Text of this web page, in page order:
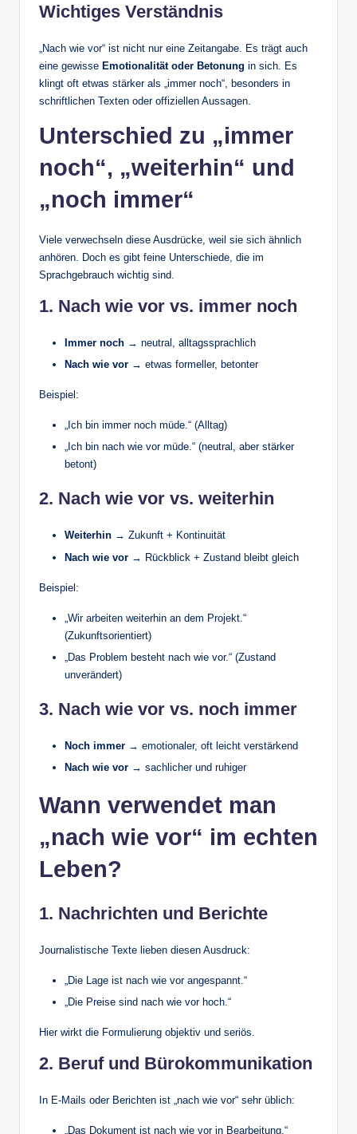
Wichtiges Verständnis
„Nach wie vor“ ist nicht nur eine Zeitangabe. Es trägt auch
eine gewisse Emotionalität oder Betonung in sich. Es
klingt oft etwas stärker als „immer noch“, besonders in
schriftlichen Texten oder offiziellen Aussagen.
Unterschied zu „immer
noch“, „weiterhin“ und
„noch immer“
Viele verwechseln diese Ausdrücke, weil sie sich ähnlich
anhören. Doch es gibt feine Unterschiede, die im
Sprachgebrauch wichtig sind.
1. Nach wie vor vs. immer noch
Immer noch → neutral, alltagssprachlich
Nach wie vor → etwas formeller, betonter
Beispiel:
„Ich bin immer noch müde.“ (Alltag)
„Ich bin nach wie vor müde.“ (neutral, aber stärker
betont)
2. Nach wie vor vs. weiterhin
Weiterhin → Zukunft + Kontinuität
Nach wie vor → Rückblick + Zustand bleibt gleich
Beispiel:
„Wir arbeiten weiterhin an dem Projekt.“
(Zukunftsorientiert)
„Das Problem besteht nach wie vor.“ (Zustand
unverändert)
3. Nach wie vor vs. noch immer
Noch immer → emotionaler, oft leicht verstärkend
Nach wie vor → sachlicher und ruhiger
Wann verwendet man
„nach wie vor“ im echten
Leben?
1. Nachrichten und Berichte
Journalistische Texte lieben diesen Ausdruck:
„Die Lage ist nach wie vor angespannt.“
„Die Preise sind nach wie vor hoch.“
Hier wirkt die Formulierung objektiv und seriös.
2. Beruf und Bürokommunikation
In E-Mails oder Berichten ist „nach wie vor“ sehr üblich:
„Das Dokument ist nach wie vor in Bearbeitung.“